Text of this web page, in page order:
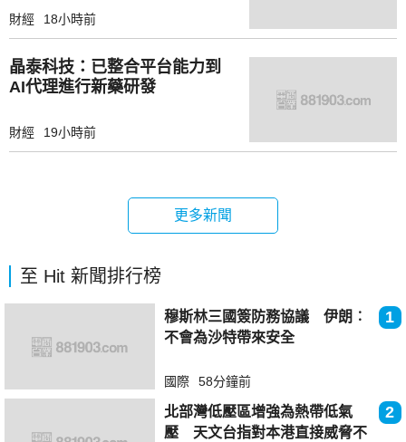
財經 18小時前
晶泰科技：已整合平台能力到
AI代理進行新藥研發
財經 19小時前
更多新聞
至 Hit 新聞排行榜
穆斯林三國簽防務協議 伊朗︰
不會為沙特帶來安全
1
國際 58分鐘前
北部灣低壓區增強為熱帶低氣
壓 天文台指對本港直接威脅不
2